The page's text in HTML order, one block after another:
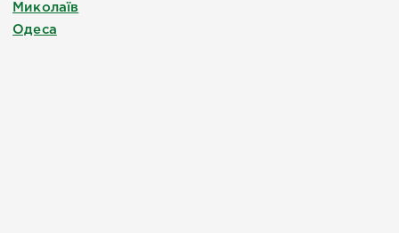
Миколаїв
Одеса